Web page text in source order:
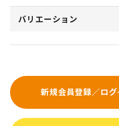
バリエーション
新規会員登録／ロ